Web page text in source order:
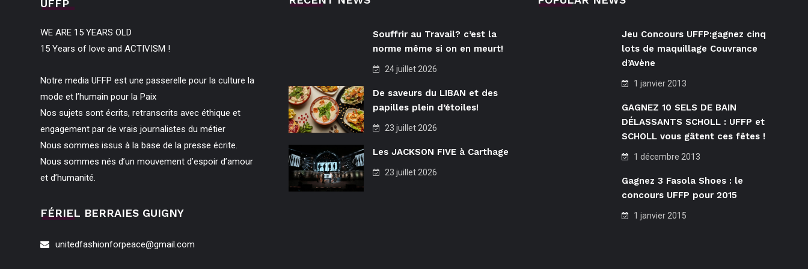
UFFP
WE ARE 15 YEARS OLD
15 Years of love and ACTIVISM !
Notre media UFFP est une passerelle pour la culture la
mode et l’humain pour la Paix
Nos sujets sont écrits, retranscrits avec éthique et
engagement par de vrais journalistes du métier
Nous sommes issus à la base de la presse écrite.
Nous sommes nés d’un mouvement d’espoir d’amour
et d’humanité.
FÉRIEL BERRAIES GUIGNY
unitedfashionforpeace@gmail.com
Souffrir au Travail? c’est la
norme même si on en meurt!
24 juillet 2026
De saveurs du LIBAN et des
papilles plein d’étoiles!
23 juillet 2026
Les JACKSON FIVE à Carthage
23 juillet 2026
Jeu Concours UFFP:gagnez cinq
lots de maquillage Couvrance
d’Avène
1 janvier 2013
GAGNEZ 10 SELS DE BAIN
DÉLASSANTS SCHOLL : UFFP et
SCHOLL vous gâtent ces fêtes !
1 décembre 2013
Gagnez 3 Fasola Shoes : le
concours UFFP pour 2015
1 janvier 2015